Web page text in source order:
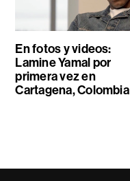
En fotos y videos:
Lamine Yamal por
primera vez en
Cartagena, Colombia